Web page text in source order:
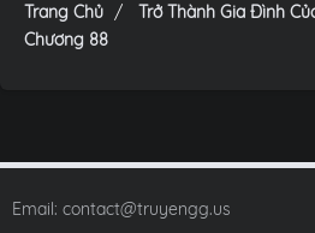
Trang Chủ
Trở Thành Gia Đình
Chương 88
Email: contact@truyengg.us